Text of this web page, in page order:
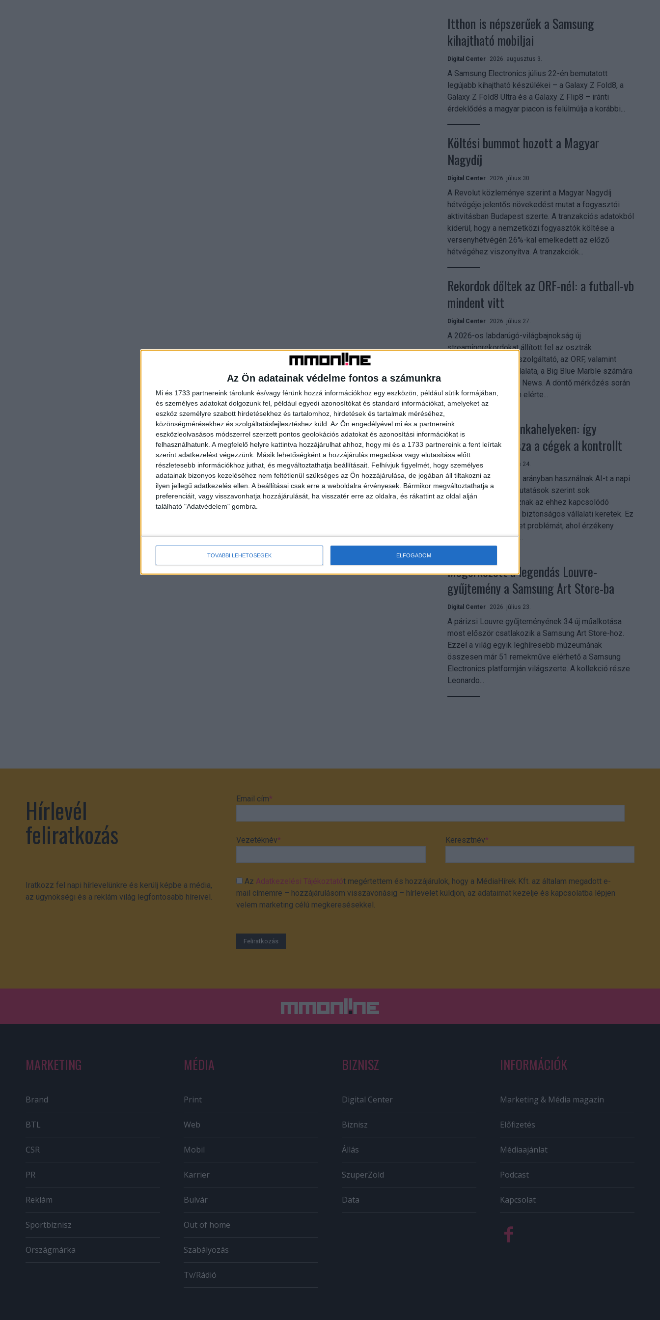
Az Ön adatainak védelme fontos a számunkra
Mi és 1733 partnereink tárolunk és/vagy férünk hozzá információkhoz egy eszközön, például sütik formájában,
és személyes adatokat dolgozunk fel, például egyedi azonosítókat és standard információkat, amelyeket az
eszköz személyre szabott hirdetésekhez és tartalomhoz, hirdetések és tartalmak méréséhez,
közönségmérésekhez és szolgáltatásfejlesztéshez küld. Az Ön engedélyével mi és a partnereink
eszközleolvasásos módszerrel szerzett pontos geolokációs adatokat és azonosítási információkat is
felhasználhatunk. A megfelelő helyre kattintva hozzájárulhat ahhoz, hogy mi és a 1733 partnereink a fent leírtak
szerint adatkezelést végezzünk. Másik lehetőségként a hozzájárulás megadása vagy elutasítása előtt
részletesebb információkhoz juthat, és megváltoztathatja beállításait. Felhívjuk figyelmét, hogy személyes
adatainak bizonyos kezeléséhez nem feltétlenül szükséges az Ön hozzájárulása, de jogában áll tiltakozni az
ilyen jellegű adatkezelés ellen. A beállításai csak erre a weboldalra érvényesek. Bármikor megváltoztathatja a
preferenciáit, vagy visszavonhatja hozzájárulását, ha visszatér erre az oldalra, és rákattint az oldal alján
található "Adatvédelem" gombra.
TOVÁBBI LEHETŐSÉGEK ELFOGADOM
Itthon is népszerűek a Samsung
kihajtható mobiljai
Digital Center 2026. augusztus 3.
A Samsung Electronics július 22-én bemutatott
legújabb kihajtható készülékei – a Galaxy Z Fold8, a
Galaxy Z Fold8 Ultra és a Galaxy Z Flip8 – iránti
érdeklődés a magyar piacon is felülmúlja a korábbi...
Költési bummot hozott a Magyar
Nagydíj
Digital Center 2026. július 30.
A Revolut közleménye szerint a Magyar Nagydíj
hétvégéje jelentős növekedést mutat a fogyasztói
aktivitásban Budapest szerte. A tranzakciós adatokból
kiderül, hogy a nemzetközi fogyasztók költése a
versenyhétvégén 26%-kal emelkedett az előző
hétvégéhez viszonyítva. A tranzakciók...
Rekordok dőltek az ORF-nél: a futball-vb
mindent vitt
Digital Center 2026. július 27.
A 2026-os labdarúgó-világbajnokság új
streamingrekordokat állított fel az osztrák
közszolgálati műsorszolgáltató, az ORF, valamint
technológiai leányvállalata, a Big Blue Marble számára
– írja a Broadband TV News. A döntő mérkőzés során
az átlagos nézőszám elérte...
Shadow AI a munkahelyeken: így
szerezhetik vissza a cégek a kontrollt
Digital Center 2026. július 24.
A munkavállalók nagy arányban használnak AI-t a napi
munkában, ám friss kutatások szerint sok
szervezetnél hiányoznak az ehhez kapcsolódó
világos irányelvek és biztonságos vállalati keretek. Ez
különösen ott jelenthet problémát, ahol érzékeny
üzleti információkkal...
Megérkezett a legendás Louvre-
gyűjtemény a Samsung Art Store-ba
Digital Center 2026. július 23.
A párizsi Louvre gyűjteményének 34 új műalkotása
most először csatlakozik a Samsung Art Store-hoz.
Ezzel a világ egyik leghíresebb múzeumának
összesen már 51 remekműve elérhető a Samsung
Electronics platformján világszerte. A kollekció része
Leonardo...
Hírlevél
feliratkozás
Iratkozz fel napi hírlevelünkre és kerülj képbe a média,
az ügynökségi és a reklám világ legfontosabb híreivel.
Email cím*
Vezetéknév* Keresztnév*
AzAdatkezelési Tájékoztatót megértettem és hozzájárulok, hogy a MédiaHírek Kft. az általam megadott e-
mail címemre – hozzájárulásom visszavonásig – hírlevelet küldjön, az adataimat kezelje és kapcsolatba lépjen
velem marketing célú megkeresésekkel.
MARKETING
Brand
BTL
CSR
PR
Reklám
Sportbiznisz
Országmárka
MÉDIA
Print
Web
Mobil
Karrier
Bulvár
Out of home
Szabályozás
Tv/Rádió
BIZNISZ
Digital Center
Biznisz
Állás
SzuperZöld
Data
INFORMÁCIÓK
Marketing & Média magazin
Előfizetés
Médiaajánlat
Podcast
Kapcsolat